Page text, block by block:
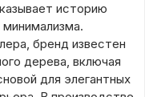
историю
бренд известен
дерева, включая
для элегантных